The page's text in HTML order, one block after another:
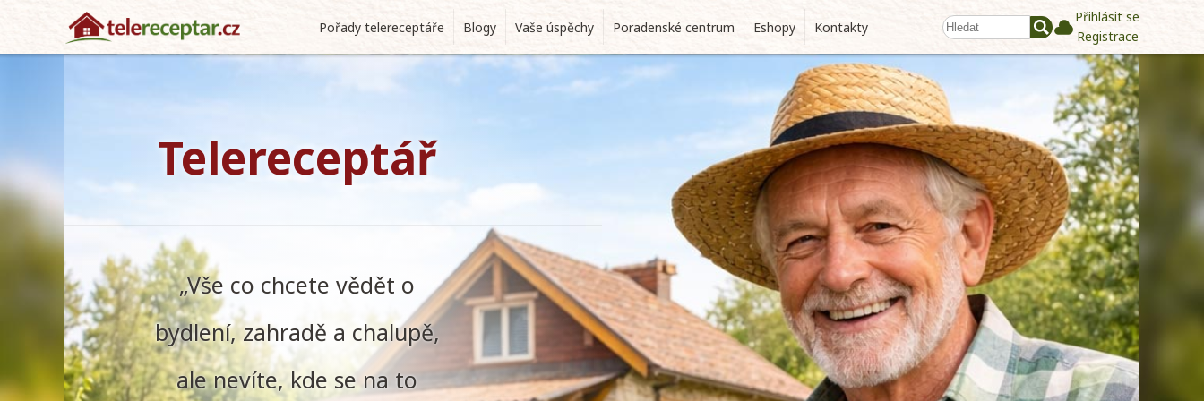
Pořady telereceptáře Blogy Vaše úspěchy Poradenské centrum Eshopy Kontakty
Přihlásit se
Registrace
Telereceptář
„Vše co chcete vědět o
bydlení, zahradě a chalupě,
ale nevíte, kde se na to